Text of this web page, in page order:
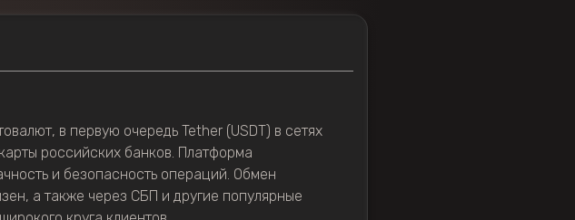
в первую очередь Tether (USDT) в сетях
российских банков. Платформа
и безопасность операций. Обмен
а также через СБП и другие популярные